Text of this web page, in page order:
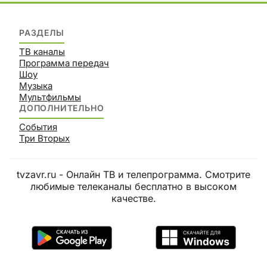
РАЗДЕЛЫ
ТВ каналы
Программа передач
Шоу
Музыка
Мультфильмы
ДОПОЛНИТЕЛЬНО
События
Три Вторых
tvzavr.ru - Онлайн ТВ и телепрограмма. Смотрите
любимые телеканалы бесплатно в высоком
качестве.